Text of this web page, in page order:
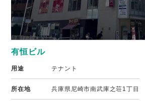
有恒ビル
用途 テナント
所在地 兵庫県尼崎市南武庫之荘1丁目